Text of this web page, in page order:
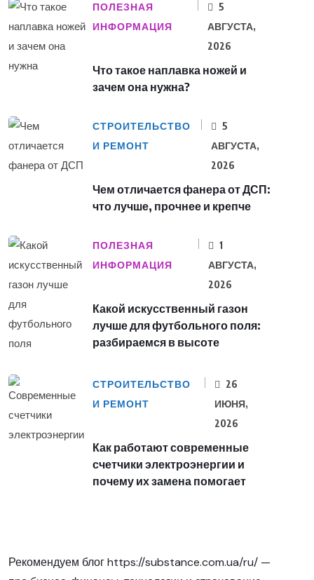
ПОЛЕЗНАЯ
ИНФОРМАЦИЯ
5
АВГУСТА,
2026
Что такое наплавка ножей и
зачем она нужна?
СТРОИТЕЛЬСТВО
И РЕМОНТ
5
АВГУСТА,
2026
Чем отличается фанера от ДСП:
что лучше, прочнее и крепче
ПОЛЕЗНАЯ
ИНФОРМАЦИЯ
1
АВГУСТА,
2026
Какой искусственный газон
лучше для футбольного поля:
разбираемся в высоте
СТРОИТЕЛЬСТВО
И РЕМОНТ
26
ИЮНЯ,
2026
Как работают современные
счетчики электроэнергии и
почему их замена помогает
Рекомендуем блогhttps://substance.com.ua/ru/ —